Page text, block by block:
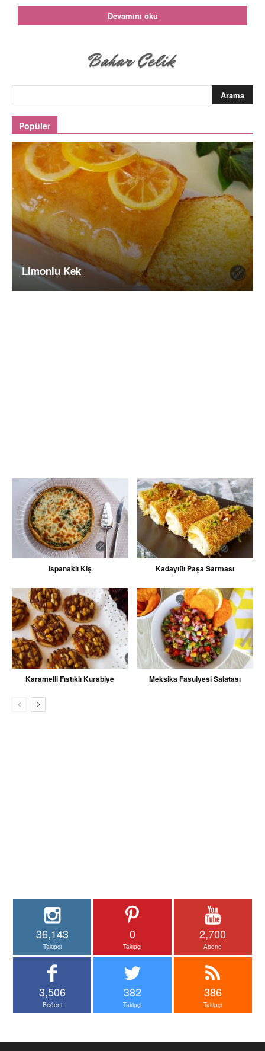
Devamını oku
Popüler
Limonlu Kek
Ispanaklı Kiş Kadayıflı Paşa Sarması
Karamelli Fıstıklı Kurabiye Meksika Fasulyesi Salatası
36,143
Takipçi
0
Takipçi
2,700
Abone
3,506
Beğeni
382
Takipçi
386
Takipçi